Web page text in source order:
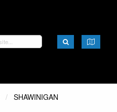
ACTUEL:
SHAWINIGAN